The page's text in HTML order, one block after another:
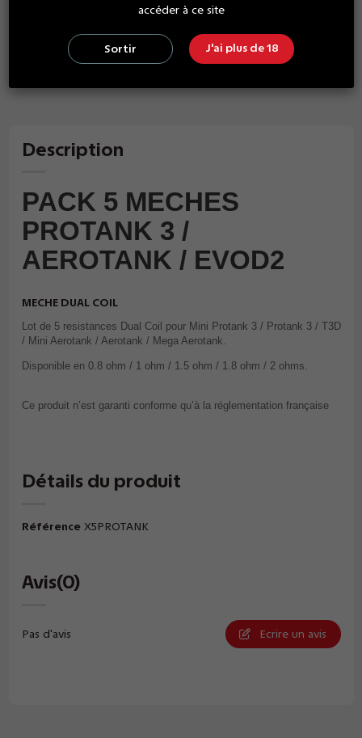
GARANTIE SATISFACTION
des produits de qualité
Description
PACK 5 MECHES
PROTANK 3 /
AEROTANK / EVOD2
MECHE DUAL COIL
Lot de 5 resistances Dual Coil pour Mini Protank 3 / Protank 3 / T3D
/ Mini Aerotank / Aerotank / Mega Aerotank.
Disponible en 0.8 ohm / 1 ohm / 1.5 ohm / 1.8 ohm / 2 ohms.
Ce produit n’est garanti conforme qu’à la réglementation française
Détails du produit
Référence X5PROTANK
Avis(0)
Pas d'avis Ecrire un avis
accéder à ce site
Sortir J'ai plus de 18